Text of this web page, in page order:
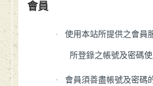
會員
· 使用本站所提供之會員
所登錄之帳號及密碼使
· 會員須善盡帳號及密碼